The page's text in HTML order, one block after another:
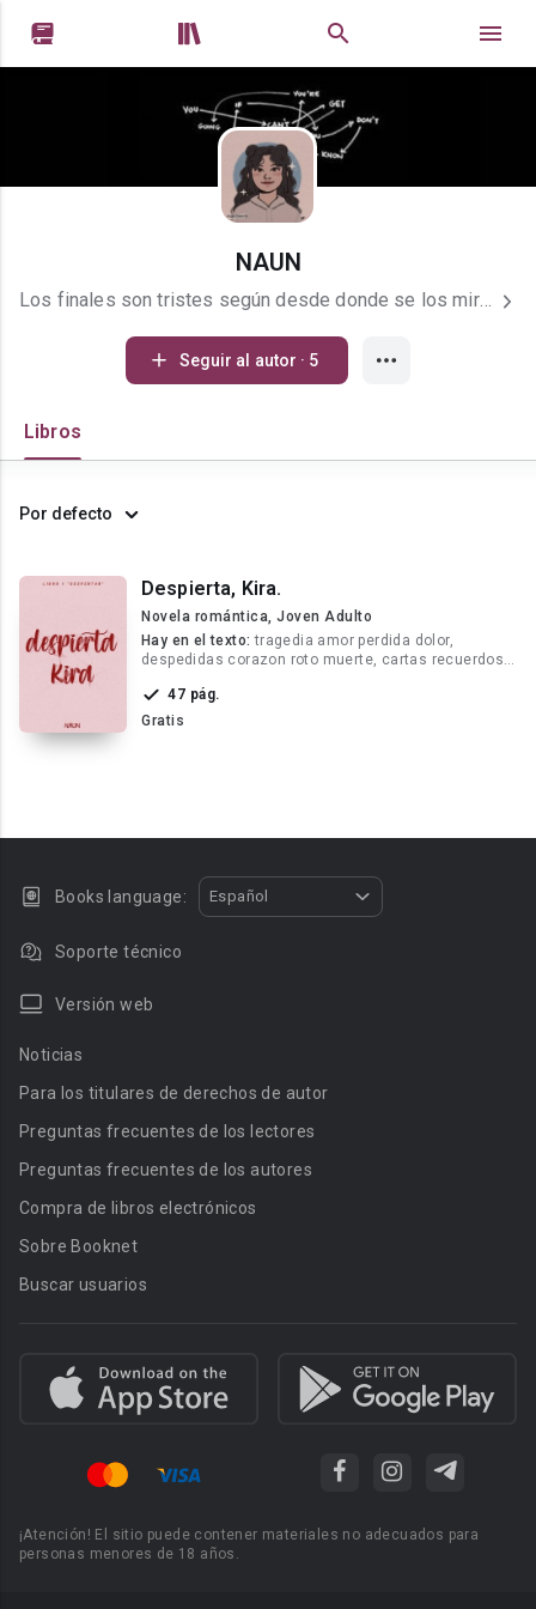
 
NAUN
Los finales son tristes según desde donde se los mire. 18 años. Argentina. Escribo historias desde los 12 años. También me gusta leer y dibujar. No soy tan seria, solamente no termino de entender cómo usar esta plataforma y ando tímida xd.
Seguir al autor · 5
Libros
Por defecto
Despierta, Kira.
Novela romántica, Joven Adulto
Hay en el texto:tragedia amor perdida dolor,
despedidas corazon roto muerte, cartas recuerdos
47 pág.
Gratis
Books language: Español
Soporte técnico
Versión web
Noticias
Para los titulares de derechos de autor
Preguntas frecuentes de los lectores
Preguntas frecuentes de los autores
Compra de libros electrónicos
Sobre Booknet
Buscar usuarios
¡Atención! El sitio puede contener materiales no adecuados para
personas menores de 18 años.